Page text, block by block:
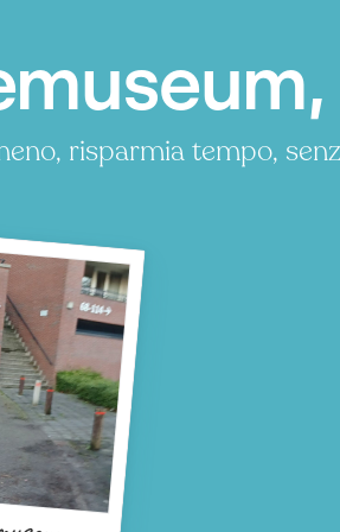
risparmia tempo,